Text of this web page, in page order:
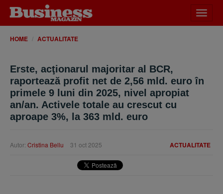
meniu
HOME ACTUALITATE
Erste, acţionarul majoritar al BCR,
raportează profit net de 2,56 mld. euro în
primele 9 luni din 2025, nivel apropiat
an/an. Activele totale au crescut cu
aproape 3%, la 363 mld. euro
ACTUALITATE
Autor: Cristina Bellu 31 oct 2025